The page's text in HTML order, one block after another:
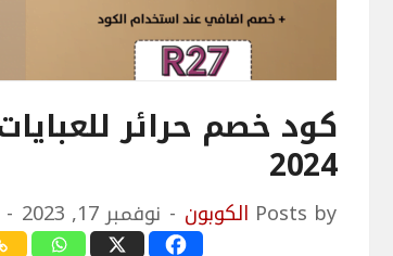
كود خصم حرائر
2024
Posts by الكوبون نوفمبر 17, 2023